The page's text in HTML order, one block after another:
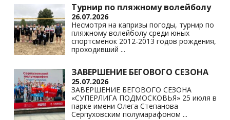
Турнир по пляжному волейболу
26.07.2026
Несмотря на капризы погоды, турнир по
пляжному волейболу среди юных
спортсменок 2012-2013 годов рождения,
проходивший ...
ЗАВЕРШЕНИЕ БЕГОВОГО СЕЗОНА
25.07.2026
ЗАВЕРШЕНИЕ БЕГОВОГО СЕЗОНА
«СУПЕРЛИГА ПОДМОСКОВЬЯ» 25 июля в
парке имени Олега Степанова
Серпуховским полумарафоном ...